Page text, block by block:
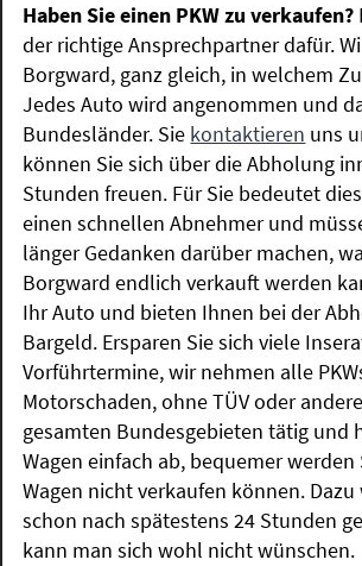
Haben Sie einen PKW zu verkaufen?
der richtige Ansprechpartner dafür.
Borgward, ganz gleich, in welchem
Jedes Auto wird angenommen und
Bundesländer. Sie kontaktieren uns
können Sie sich über die Abholung
Stunden freuen. Für Sie bedeutet
einen schnellen Abnehmer und
länger Gedanken darüber machen,
Borgward endlich verkauft werden
Ihr Auto und bieten Ihnen bei der
Bargeld. Ersparen Sie sich viele
Vorführtermine, wir nehmen alle
Motorschaden, ohne TÜV oder
gesamten Bundesgebieten tätig und
Wagen einfach ab, bequemer werden
Wagen nicht verkaufen können. Dazu
schon nach spätestens 24 Stunden
kann man sich wohl nicht wünschen.